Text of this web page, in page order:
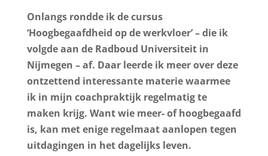
Onlangs rondde ik de cursus
‘Hoogbegaafdheid op de werkvloer’ – die ik
volgde aan de Radboud Universiteit in
Nijmegen – af. Daar leerde ik meer over deze
ontzettend interessante materie waarmee
ik in mijn coachpraktijk regelmatig te
maken krijg. Want wie meer- of hoogbegaafd
is, kan met enige regelmaat aanlopen tegen
uitdagingen in het dagelijks leven.